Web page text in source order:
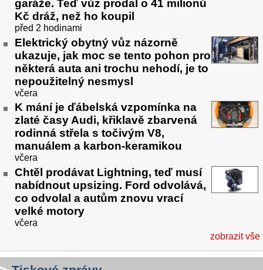
garáže. Teď vůz prodal o 41 milionů
Kč dráž, než ho koupil
před 2 hodinami
Elektrický obytný vůz názorně
ukazuje, jak moc se tento pohon pro
některá auta ani trochu nehodí, je to
nepoužitelný nesmysl
včera
K mání je ďábelská vzpomínka na
zlaté časy Audi, křiklavě zbarvená
rodinná střela s točivým V8,
manuálem a karbon-keramikou
včera
Chtěl prodávat Lightning, teď musí
nabídnout upsizing. Ford odvolává,
co odvolal a autům znovu vrací
velké motory
včera
zobrazit vše